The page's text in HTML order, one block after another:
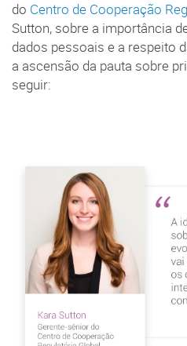
do Centro de Cooperação
Sutton, sobre a importância
dados pessoais e a respeito
a ascensão da pauta sobre
seguir: